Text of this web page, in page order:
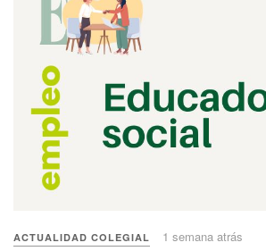
ACTUALIDAD COLEGIAL 1 semana atrás